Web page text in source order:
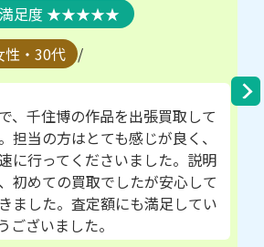
★★★★★
性・30代 /
、千住博の作品を出張買取して
担当の方はとても感じが良く、
に行ってくださいました。説明
初めての買取でしたが安心して
ました。査定額にも満足してい
ございました。